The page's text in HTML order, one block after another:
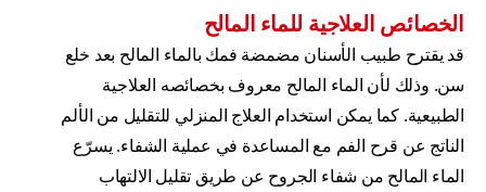
الخصائص العلاجية للماء المالح
قد يقترح طبيب الأسنان مضمضة فمك بالماء المالح بعد خلع
سن. وذلك لأن الماء المالح معروف بخصائصه العلاجية
الطبيعية. كما يمكن استخدام العلاج المنزلي للتقليل من الألم
الناتج عن قرح الفم مع المساعدة في عملية الشفاء. يسرّع
الماء المالح من شفاء الجروح عن طريق تقليل الالتهاب